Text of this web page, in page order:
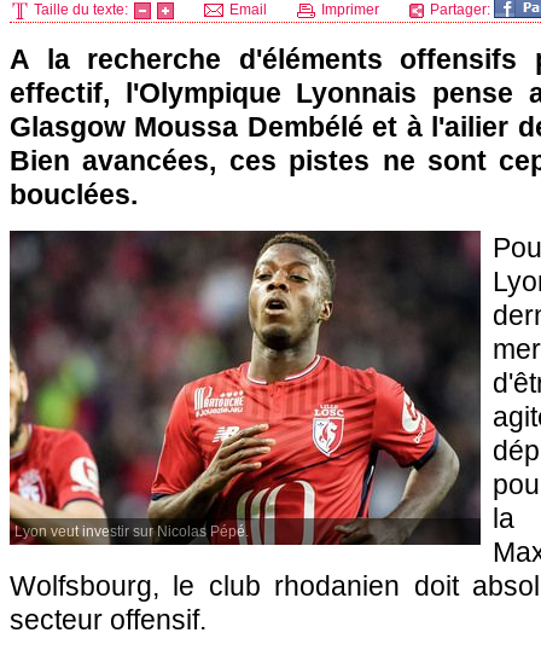
Taille du texte: Email Imprimer Partager:
A la recherche d'éléments offensifs
effectif, l'Olympique Lyonnais pense
Glasgow Moussa Dembélé et à l'ailier
Bien avancées, ces pistes ne sont
bouclées.
Lyon veut investir sur Nicolas Pépé.
la
Wolfsbourg, le club rhodanien doit
secteur offensif.